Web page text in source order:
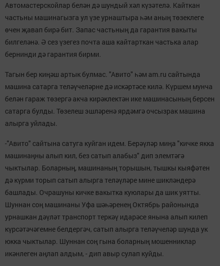
Автомастерскойлар белән дә шундый хәл күзәтелә. Кайткан
частьны машинагызга ул үзе урнаштыра һәм аның төзеклеге
өчен җавап бирә бит. Запас частьның да гарантия вакыты
билгеләнә. Ә сез үзегез почта аша кайтарткан частька алар
бернинди дә гарантия бирми.
Тагын бер киңәш артык булмас. "Авито" һәм am.ru сайтында
машина сатарга теләүчеләрне дә искәртәсе килә. Күршем мунча
белән гараж төзергә акча кирәклектән ике машинасының берсен
сатарга булды. Төзелеш эшләренә ярдәмгә очсызрак машина
алырга уйлады.
-"Авито" сайтына сатуга куйган идем. Берәүләр миңа "кичке якка
машинаңны алып кил, без сатып алабыз" дип элемтәгә
чыктылар. Боларның, машинаның торышын, тышкы кыяфәтен
дә күрми торып сатып алырга теләүләре мине шикләндерә
башлады. Очрашуны кичке вакытка куюлары да шик уятты.
Шуннан соң машинаны Уфа шәһәренең Октябрь районында
урнашкан дәүләт транспорт теркәү идарәсе янына алып килеп
күрсәтәчәгемне белдергәч, сатып алырга теләүчеләр шунда ук
юкка чыктылар. Шуннан соң гына боларның мошенниклар
икәнлеген аңлап алдым, - дип авыр сулап куйды.